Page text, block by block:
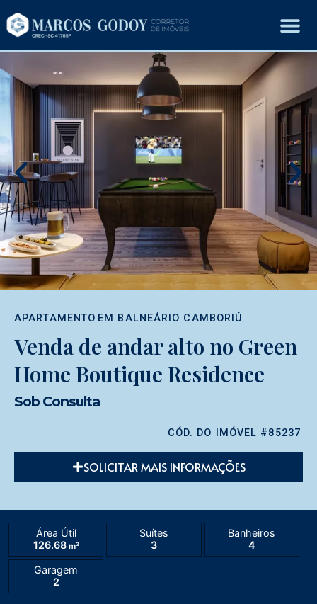
APARTAMENTO EM BALNEÁRIO CAMBORIÚ
Venda de andar alto no Green
Home Boutique Residence
Sob Consulta
CÓD. DO IMÓVEL #85237
SOLICITAR MAIS INFORMAÇÕES
Área Útil
126.68m²
Suítes
3
Banheiros
4
Garagem
2